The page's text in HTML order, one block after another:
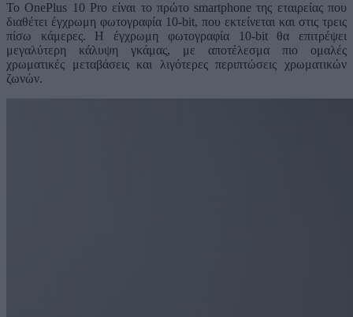
Το OnePlus 10 Pro είναι το πρώτο smartphone της εταιρείας που
διαθέτει έγχρωμη φωτογραφία 10-bit, που εκτείνεται και στις τρεις
πίσω κάμερες. Η έγχρωμη φωτογραφία 10-bit θα επιτρέψει
μεγαλύτερη κάλυψη γκάμας, με αποτέλεσμα πιο ομαλές
χρωματικές μεταβάσεις και λιγότερες περιπτώσεις χρωματικών
ζωνών.